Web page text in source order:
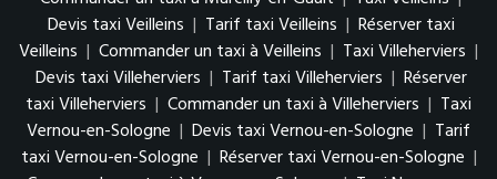
Devis taxi Veilleins | Tarif taxi Veilleins | Réserver taxi
Veilleins | Commander un taxi à Veilleins | Taxi Villeherviers |
Devis taxi Villeherviers | Tarif taxi Villeherviers | Réserver
taxi Villeherviers | Commander un taxi à Villeherviers | Taxi
Vernou-en-Sologne | Devis taxi Vernou-en-Sologne | Tarif
taxi Vernou-en-Sologne | Réserver taxi Vernou-en-Sologne |